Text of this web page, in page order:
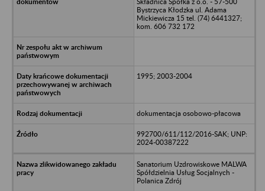
Bystrzyca Kłodzka ul. Adama
Mickiewicza 15 tel. (74) 6441327;
kom. 606 732 172
1995; 2003-2004
dokumentacja osobowo-płacowa
992700/611/112/2016-SAK; UNP:
2024-00387222
Sanatorium Uzdrowiskowe MALWA
Spółdzielnia Usług Socjalnych -
Polanica Zdrój